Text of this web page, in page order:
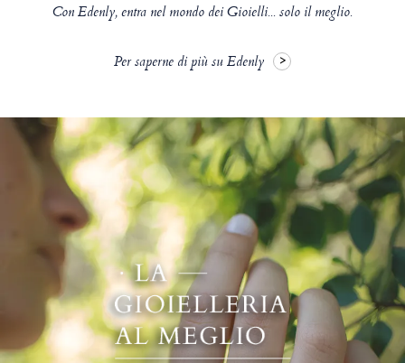
Con Edenly, entra nel mondo dei Gioielli... solo il meglio.
Per saperne di più su Edenly